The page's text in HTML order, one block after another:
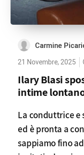
Carmine
21 Novembre, 2025
Ilary Blasi
intime
La conduttrice e
ed è pronta a
sappiamo fino